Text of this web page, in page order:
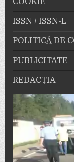
ISSN / ISSN-L
POLITICĂ DE
PUBLICITATE
REDACȚIA